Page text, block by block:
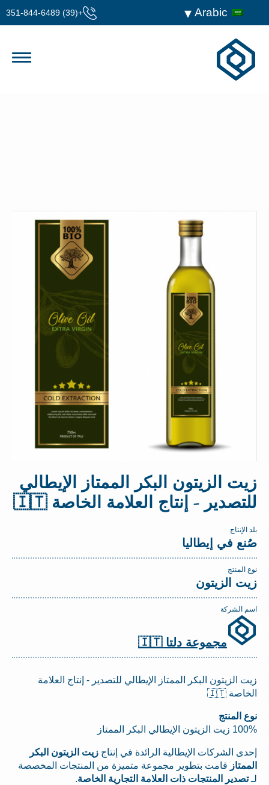
+(39) 351-844-6489
زيت الزيتون البكر الممتاز الإيطالي
للتصدير - إنتاج العلامة الخاصة 🇮🇹
بلد الإنتاج
صُنع في إيطاليا
نوع المنتج
زيت الزيتون
اسم الشركة
مجموعة دلتا 🇮🇹
زيت الزيتون البكر الممتاز الإيطالي للتصدير - إنتاج العلامة
الخاصة 🇮🇹
نوع المنتج
100% زيت الزيتون الإيطالي البكر الممتاز
إحدى الشركات الإيطالية الرائدة في إنتاج زيت الزيتون البكر
الممتاز قامت بتطوير مجموعة متميزة من المنتجات المخصصة
لـتصدير المنتجات ذات العلامة التجارية الخاصة.